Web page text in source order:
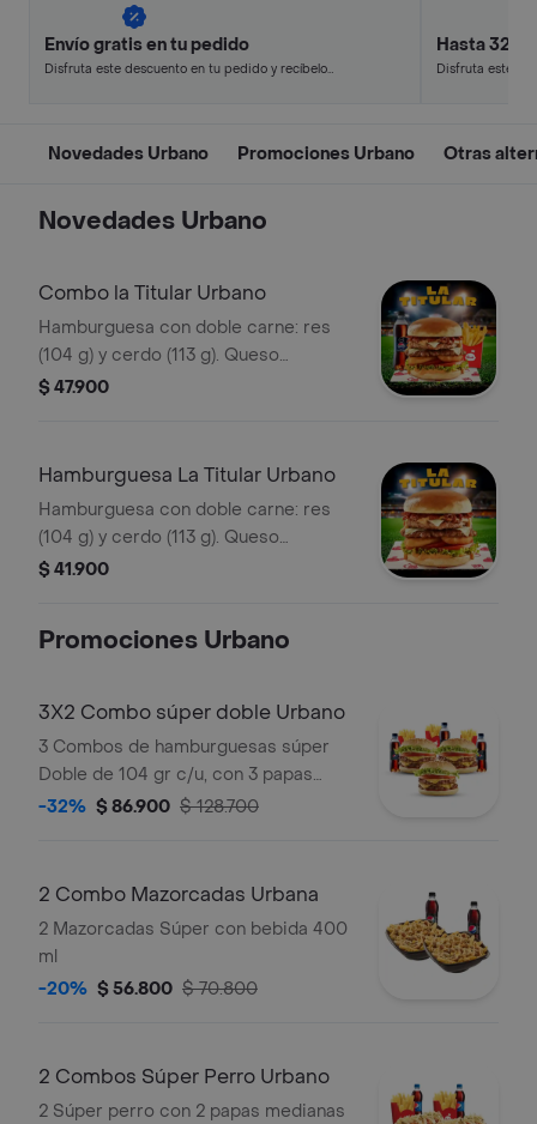
Envío gratis en tu pedido
Disfruta este descuento en tu pedido y recíbelo
Hasta 32%
Disfruta este
Novedades Urbano Promociones Urbano Otras
Novedades Urbano
Combo la Titular Urbano
Hamburguesa con doble carne: res
(104 g) y cerdo (113 g). Queso
mozzarella, tocineta, salsa Master de
tomate y lechuga crespa, pan brioche.
$ 47.900
Hamburguesa La Titular Urbano
Hamburguesa con doble carne: res
(104 g) y cerdo (113 g). Queso
mozzarella, tocineta, salsa Master de
tomate y lechuga crespa, pan brioche.
$ 41.900
Promociones Urbano
3X2 Combo súper doble Urbano
3 Combos de hamburguesas súper
Doble de 104 gr c/u, con 3 papas
medianas y 3 bebidas de 400 ml.
-32% $ 86.900 $ 128.700
2 Combo Mazorcadas Urbana
2 Mazorcadas Súper con bebida 400
ml
-20% $ 56.800 $ 70.800
2 Combos Súper Perro Urbano
2 Súper perro con 2 papas medianas